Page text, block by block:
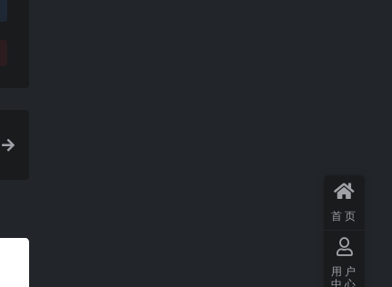
首页
用户
中心